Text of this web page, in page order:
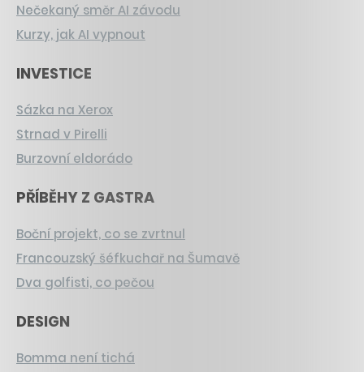
Nečekaný směr AI závodu
Kurzy, jak AI vypnout
INVESTICE
Sázka na Xerox
Strnad v Pirelli
Burzovní eldorádo
PŘÍBĚHY Z GASTRA
Boční projekt, co se zvrtnul
Francouzský šéfkuchař na Šumavě
Dva golfisti, co pečou
DESIGN
Bomma není tichá